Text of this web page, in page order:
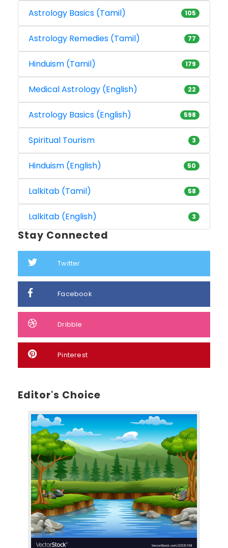
Astrology Basics (Tamil) 105
Astrology Remedies (Tamil) 77
Hinduism (Tamil) 179
Medical Astrology (English) 22
Astrology Basics (English) 598
Spiritual Tourism 3
Hinduism (English) 50
Lalkitab (Tamil) 58
Lalkitab (English) 3
Stay Connected
Twitter
Facebook
Dribble
Pinterest
Editor's Choice